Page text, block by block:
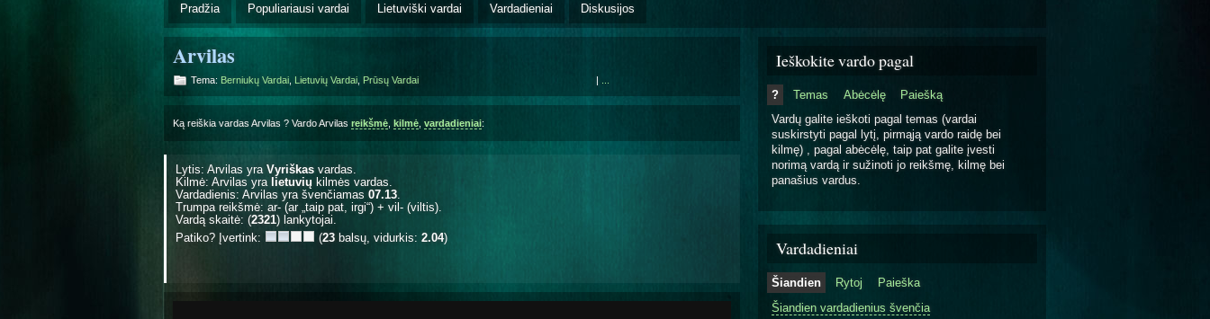
Pradžia Populiariausi vardai Lietuviški vardai Vardadieniai Diskusijos
Arvilas
Tema: Berniukų Vardai Lietuvių Vardai Prūsų Vardai |
Ką reiškia vardas Arvilas ? Vardo Arvilas reikšmė kilmė vardadieniai:
Lytis: Arvilas yra Vyriškas vardas.
Kilmė: Arvilas yra lietuvių kilmės vardas.
Vardadienis: Arvilas yra švenčiamas 07.13
Trumpa reikšmė: ar- (ar „taip pat, irgi“) + vil- (viltis).
Vardą skaitė: (2321) lankytojai.
Patiko? Įvertink:
(23 balsų, vidurkis: 2.04)
Ieškokite vardo pagal
? Temas Abėcėlę
Paiešką
Vardų galite ieškoti pagal temas (vardai
suskirstyti pagal lytį, pirmąją vardo raidę bei
kilmę) , pagal abėcėlę, taip pat galite įvesti
norimą vardą ir sužinoti jo reikšmę, kilmę bei
panašius vardus.
Vardadieniai
Šiandien Rytoj
Paieška
Šiandien vardadienius švenčia